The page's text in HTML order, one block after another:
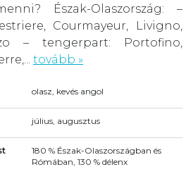
Észak-Olaszország: –
Courmayeur, Livigno,
– tengerpart: Portofino,
tovább »
olasz, kevés angol
július, augusztus
180 % Észak-Olaszországban és
Rómában, 130 % délenx